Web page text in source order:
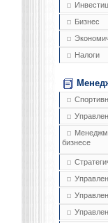
Бизнес
Налоги
бизнесе